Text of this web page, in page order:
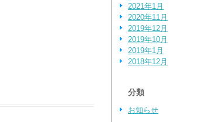
2021年1月
2020年11月
2019年12月
2019年10月
2019年1月
2018年12月
分類
お知らせ